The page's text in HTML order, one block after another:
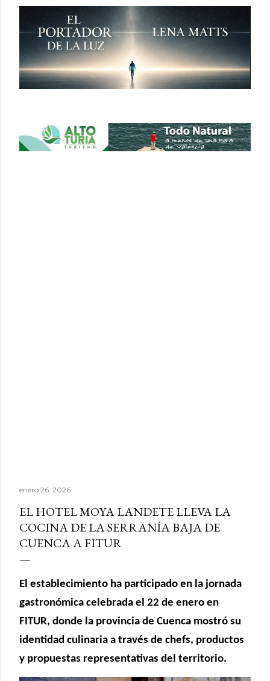
enero 26, 2026
EL HOTEL MOYA LANDETE LLEVA LA
COCINA DE LA SERRANÍA BAJA DE
CUENCA A FITUR
El establecimiento ha participado en la jornada
gastronómica celebrada el 22 de enero en
FITUR, donde la provincia de Cuenca mostró su
identidad culinaria a través de chefs, productos
y propuestas representativas del territorio.